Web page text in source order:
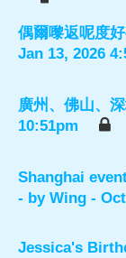
偶爾嚟返呢度
Jan 13, 2026
廣州、佛山、
10:51pm
Shanghai
- by Wing -
Jessica's